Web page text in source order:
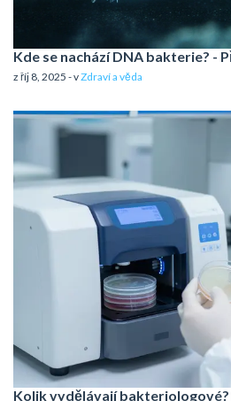
Kde se nachází DNA bakterie? -
z říj 8, 2025 - vZdraví a věda
Kolik vydělávají